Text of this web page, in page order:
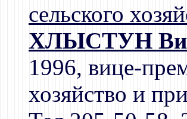
сельского
ХЛЫСТУН
1996, вице-
хозяйство и